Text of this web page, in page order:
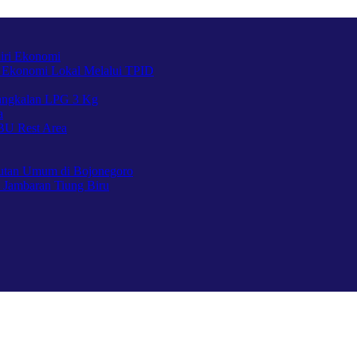
Ekonomi
Ekonomi Lokal Melalui TPID
LPG 3 Kg
Rest Area
Umum di Bojonegoro
Tiung Biru